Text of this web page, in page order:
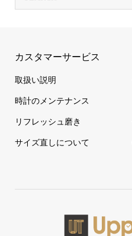
カスタマーサービス
取扱い説明
時計のメンテナンス
リフレッシュ磨き
サイズ直しについて